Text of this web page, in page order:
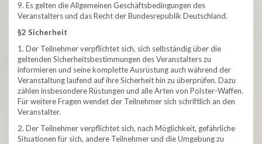
9. Es gelten die Allgemeinen Geschäftsbedingungen des
Veranstalters und das Recht der Bundesrepublik Deutschland.
§2 Sicherheit
1. Der Teilnehmer verpflichtet sich, sich selbständig über die
geltenden Sicherheitsbestimmungen des Veranstalters zu
informieren und seine komplette Ausrüstung auch während der
Veranstaltung laufend auf ihre Sicherheit hin zu überprüfen. Dazu
zählen insbesondere Rüstungen und alle Arten von Polster-Waffen.
Für weitere Fragen wendet der Teilnehmer sich schriftlich an den
Veranstalter.
2. Der Teilnehmer verpflichtet sich, nach Möglichkeit, gefährliche
Situationen für sich, andere Teilnehmer und die Umgebung zu